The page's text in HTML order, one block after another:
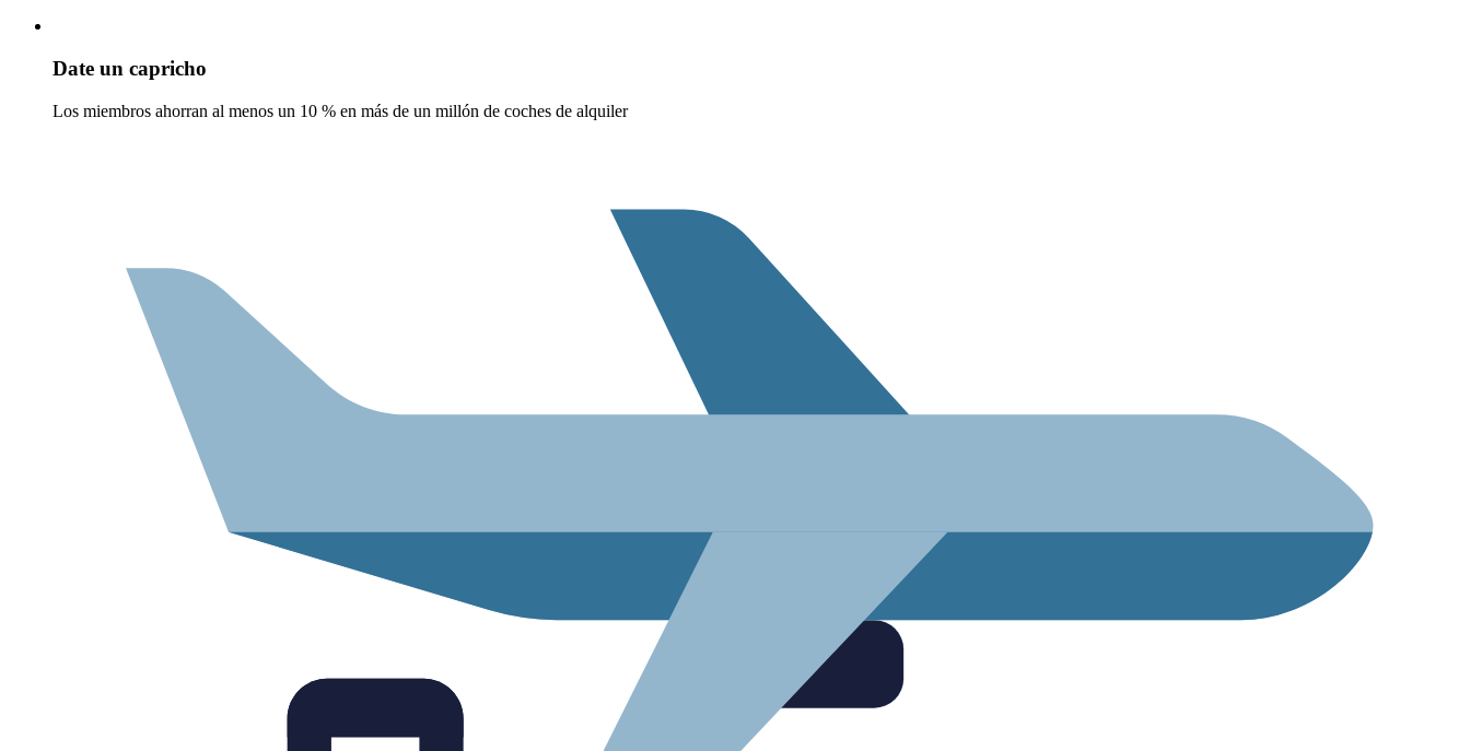
Date un capricho
Los miembros ahorran al menos un 10 % en más de un millón de coches de alquiler